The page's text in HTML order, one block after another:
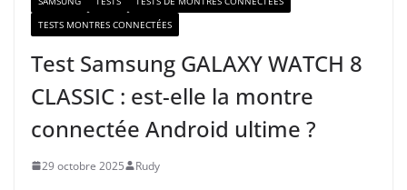
TESTS MONTRES CONNECTÉES
Test Samsung GALAXY WATCH 8
CLASSIC : est-elle la montre
connectée Android ultime ?
29 octobre 2025 Rudy